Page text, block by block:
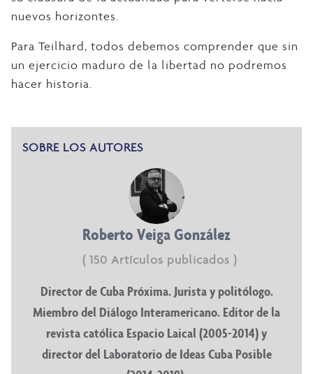
nuevos horizontes.
Para Teilhard, todos debemos comprender que sin
un ejercicio maduro de la libertad no podremos
hacer historia.
SOBRE LOS AUTORES
Roberto Veiga González
( 150 Artículos publicados )
Director de Cuba Próxima. Jurista y politólogo.
Miembro del Diálogo Interamericano. Editor de la
revista católica Espacio Laical (2005-2014) y
director del Laboratorio de Ideas Cuba Posible